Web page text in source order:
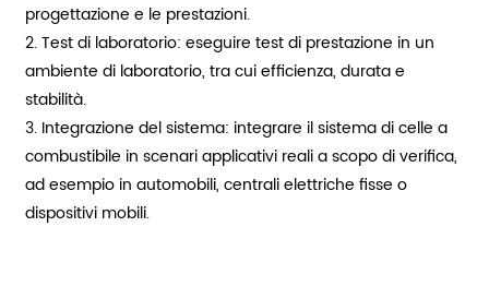
progettazione e le prestazioni.
2. Test di laboratorio: eseguire test di prestazione in un
ambiente di laboratorio, tra cui efficienza, durata e
stabilità.
3. Integrazione del sistema: integrare il sistema di celle a
combustibile in scenari applicativi reali a scopo di verifica,
ad esempio in automobili, centrali elettriche fisse o
dispositivi mobili.